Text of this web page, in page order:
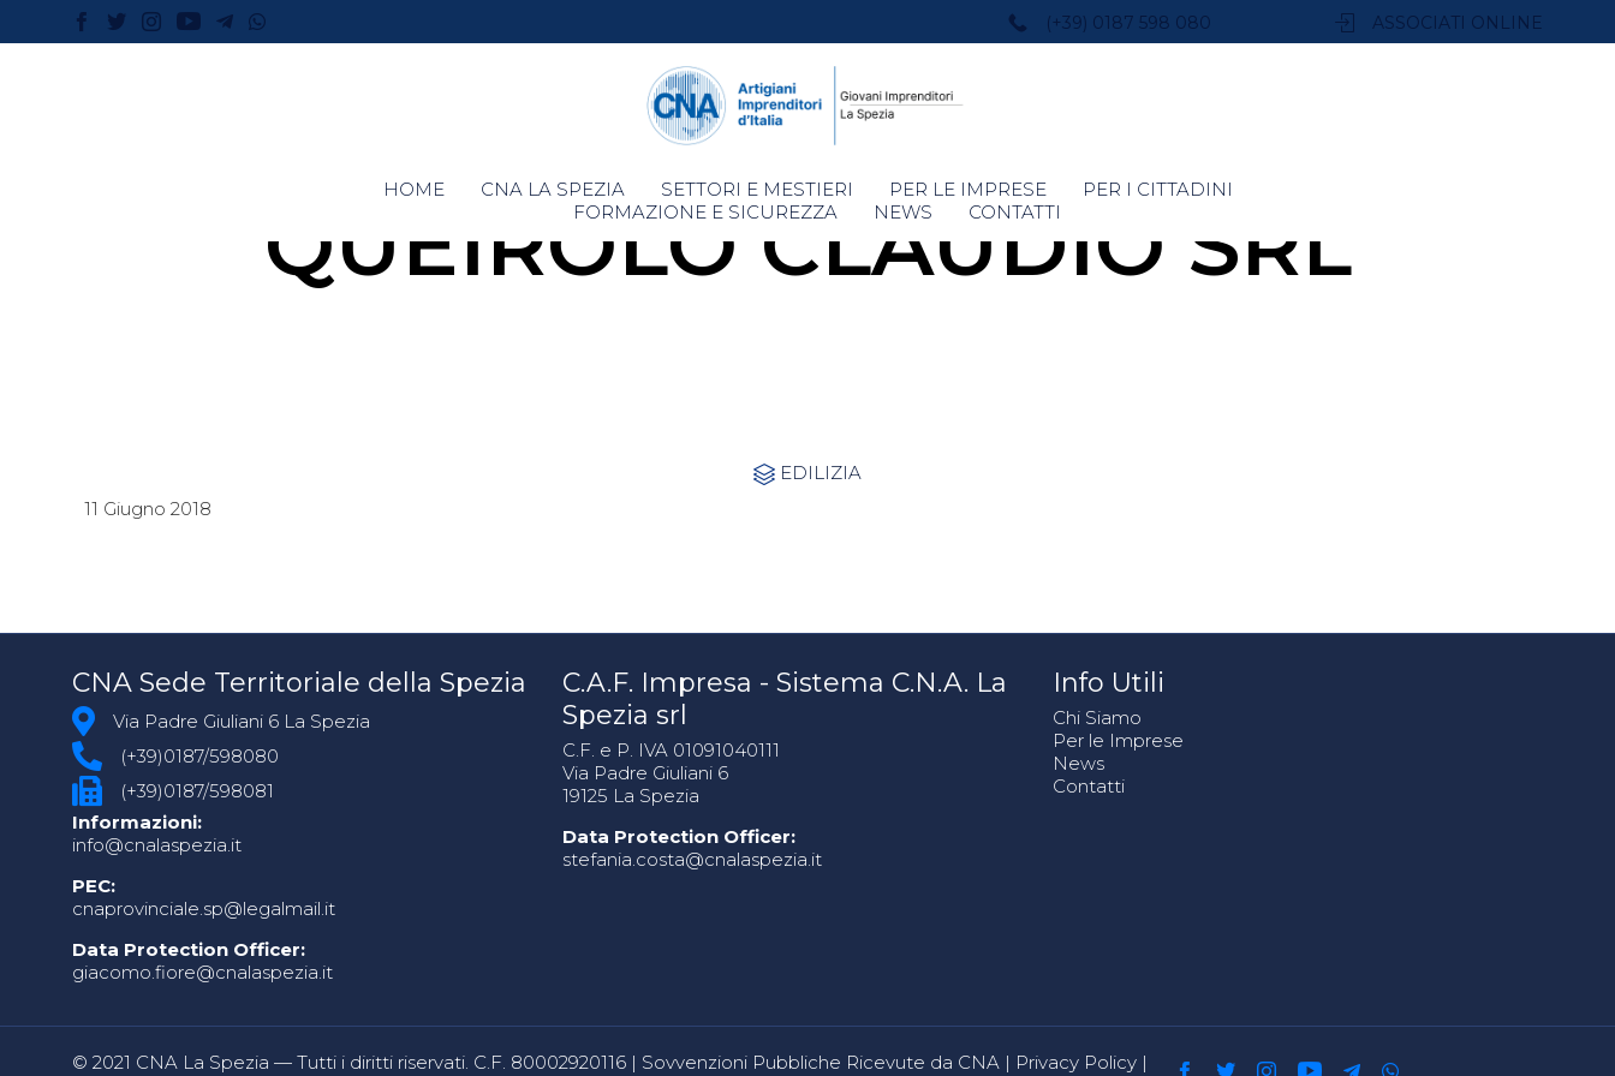
(+39) 0187 598 080 ASSOCIATI ONLINE
Skip
to
HOME CNA LA SPEZIA SETTORI E MESTIERI PER LE IMPRESE
PER I CITTADINI
FORMAZIONE E SICUREZZA
NEWS CONTATTI
QUEIROLO CLAUDIO SRL
 Category
EDILIZIA
11 Giugno 2018
CNA Sede Territoriale della Spezia
Via Padre Giuliani 6 La Spezia
(+39)0187/598080
(+39)0187/598081
Informazioni:
info@cnalaspezia.it
PEC:
cnaprovinciale.sp@legalmail.it
Data Protection Officer:
giacomo.fiore@cnalaspezia.it
C.A.F. Impresa - Sistema C.N.A. La
Spezia srl
C.F. e P. IVA 01091040111
Via Padre Giuliani 6
19125 La Spezia
Data Protection Officer:
stefania.costa@cnalaspezia.it
Info Utili
Chi Siamo
Per le Imprese
News
Contatti
© 2021 CNA La Spezia — Tutti i diritti riservati. C.F. 80002920116 | Sovvenzioni Pubbliche Ricevute da CNA | Privacy Policy |